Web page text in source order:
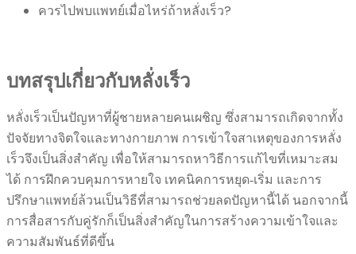
ควรไปพบแพทย์เมื่อไหร่ถ้าหลั่งเร็ว?
บทสรุปเกี่ยวกับหลั่งเร็ว
หลั่งเร็วเป็นปัญหาที่ผู้ชายหลายคนเผชิญ ซึ่งสามารถเกิดจากทั้ง
ปัจจัยทางจิตใจและทางกายภาพ การเข้าใจสาเหตุของการหลั่ง
เร็วจึงเป็นสิ่งสำคัญ เพื่อให้สามารถหาวิธีการแก้ไขที่เหมาะสม
ได้ การฝึกควบคุมการหายใจ เทคนิคการหยุด-เริ่ม และการ
ปรึกษาแพทย์ล้วนเป็นวิธีที่สามารถช่วยลดปัญหานี้ได้ นอกจากนี้
การสื่อสารกับคู่รักก็เป็นสิ่งสำคัญในการสร้างความเข้าใจและ
ความสัมพันธ์ที่ดีขึ้น